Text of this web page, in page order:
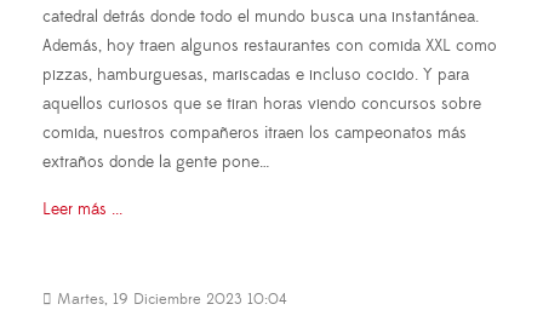
catedral detrás donde todo el mundo busca una instantánea.
Además, hoy traen algunos restaurantes con comida XXL como
pizzas, hamburguesas, mariscadas e incluso cocido. Y para
aquellos curiosos que se tiran horas viendo concursos sobre
comida, nuestros compañeros ¡traen los campeonatos más
extraños donde la gente pone…
Leer más ...
Martes, 19 Diciembre 2023 10:04